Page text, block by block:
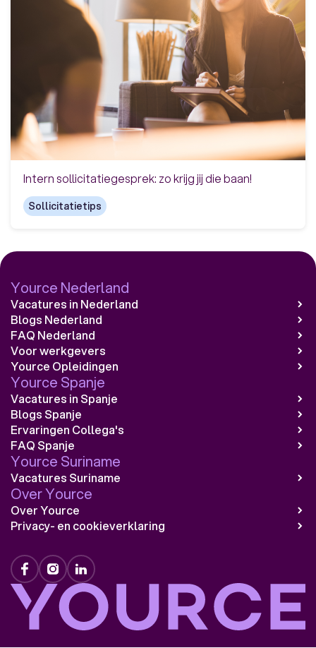
Intern sollicitatiegesprek: zo krijg jij die baan!
Sollicitatietips
Yource Nederland
Vacatures in Nederland
Blogs Nederland
FAQ Nederland
Voor werkgevers
Yource Opleidingen
Yource Spanje
Vacatures in Spanje
Blogs Spanje
Ervaringen Collega's
FAQ Spanje
Yource Suriname
Vacatures Suriname
Over Yource
Over Yource
Privacy- en cookieverklaring